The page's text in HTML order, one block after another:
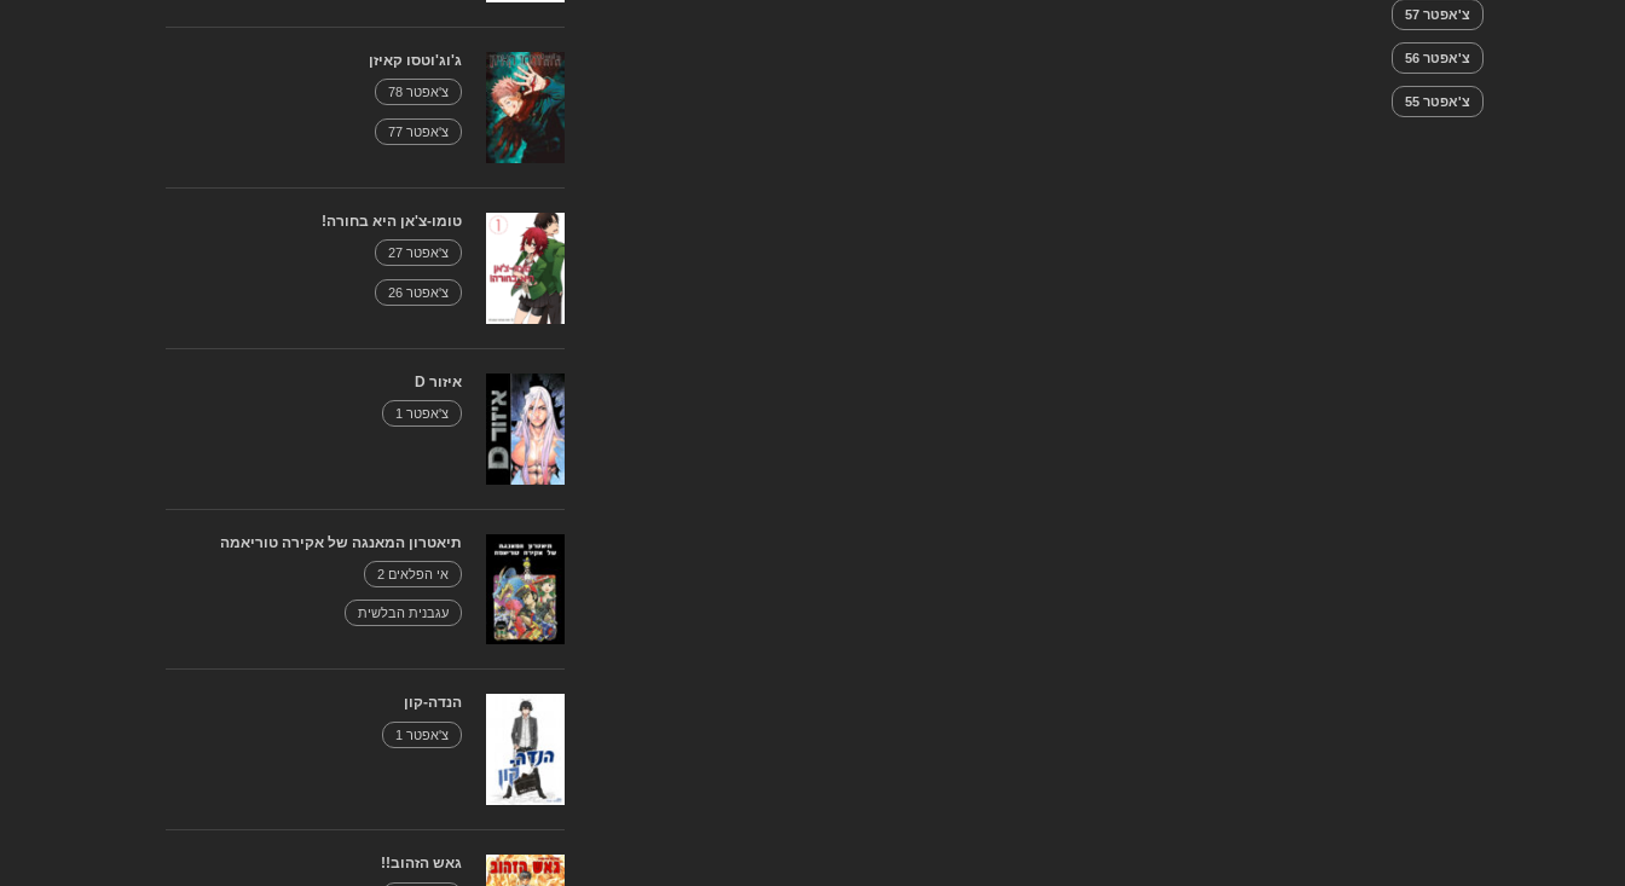
צ'אפטר 57
צ'אפטר 56
צ'אפטר 55
ג'וג'וטסו קאיזן
צ'אפטר 78
צ'אפטר 77
טומו-צ'אן היא בחורה!
צ'אפטר 27
צ'אפטר 26
איזור D
צ'אפטר 1
תיאטרון המאנגה של אקירה טוריאמה
אי הפלאים 2
עגבנית הבלשית
הנדה-קון
צ'אפטר 1
גאש הזהוב!!